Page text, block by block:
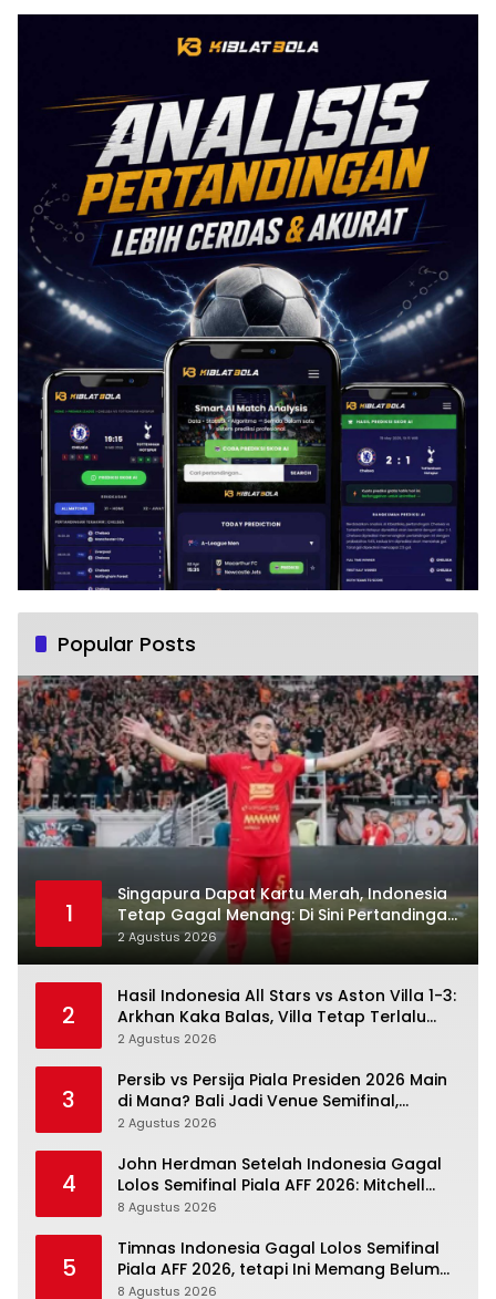
Popular Posts
1
Singapura Dapat Kartu Merah, Indonesia
Tetap Gagal Menang: Di Sini Pertandingan
Berbelok
2 Agustus 2026
2
Hasil Indonesia All Stars vs Aston Villa 1-3:
Arkhan Kaka Balas, Villa Tetap Terlalu
Rapi
2 Agustus 2026
3
Persib vs Persija Piala Presiden 2026 Main
di Mana? Bali Jadi Venue Semifinal,
Ritmenya Beda
2 Agustus 2026
4
John Herdman Setelah Indonesia Gagal
Lolos Semifinal Piala AFF 2026: Mitchell
Baker Menjanjikan, Pemain Senior Terpukul
8 Agustus 2026
5
Timnas Indonesia Gagal Lolos Semifinal
Piala AFF 2026, tetapi Ini Memang Belum
Garis Akhir
8 Agustus 2026